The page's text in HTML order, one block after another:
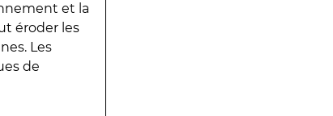
et la
éroder les
Les
de